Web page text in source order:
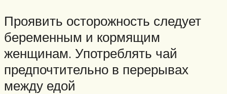
Проявить осторожность следует
беременным и кормящим
женщинам. Употреблять чай
предпочтительно в перерывах
между едой